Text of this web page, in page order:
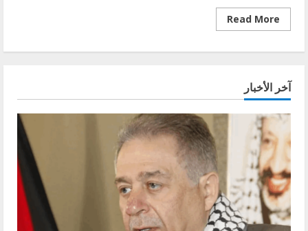
Read More
Read
more
في
لبنان
مسافة
تراوح
بين
و6
كيلومتر
آخر الأخبار